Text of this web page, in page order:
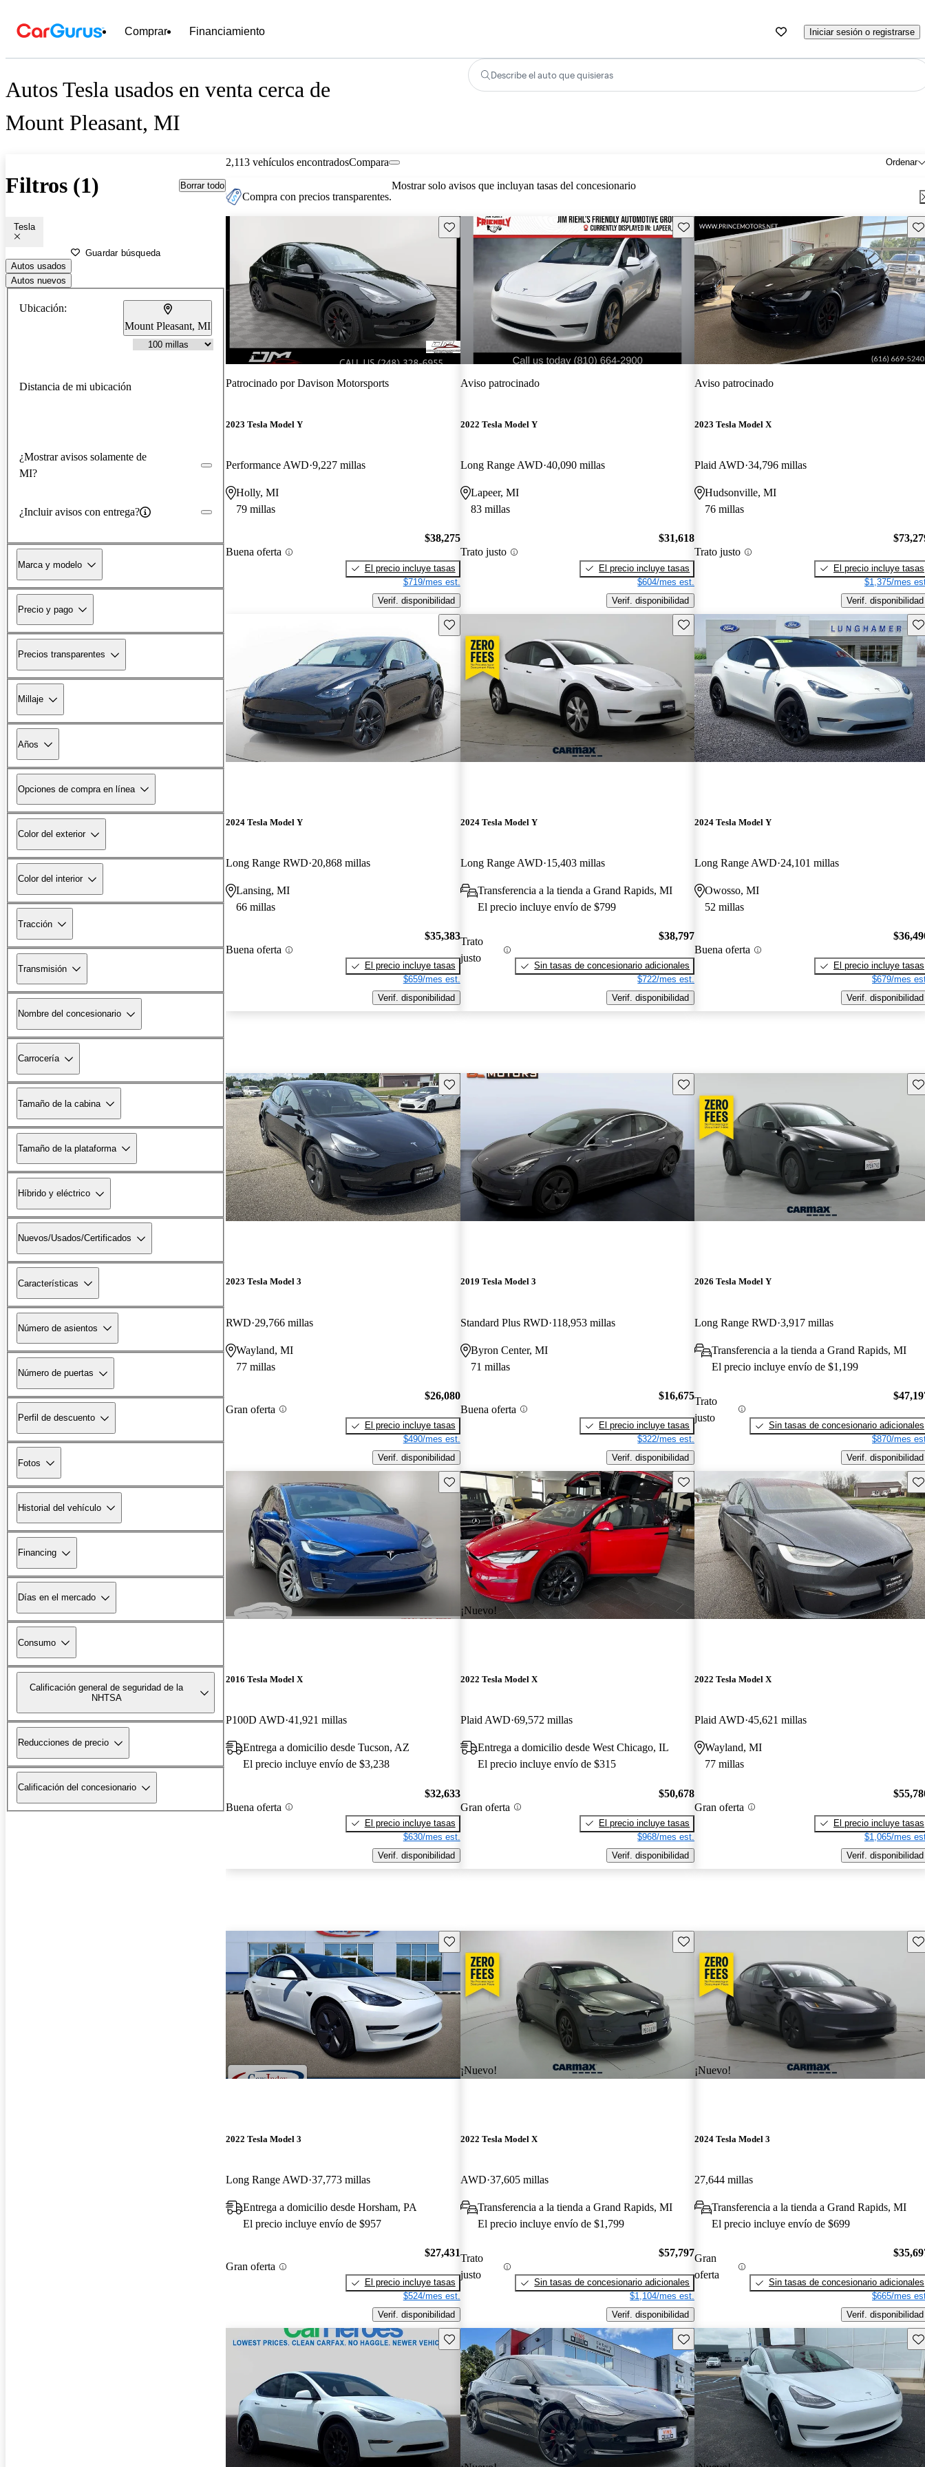
Comprar Financiamiento Iniciar sesión o registrarse
Autos Tesla usados en venta cerca de
Mount Pleasant, MI
Describe el auto que quisieras
Filtros (1) Borrar todo
Tesla
Guardar búsqueda
Autos usados
Autos nuevos
Ubicación:
Mount Pleasant, MI
Distancia de mi ubicación
¿Mostrar avisos solamente de
MI?
¿Incluir avisos con entrega?
Marca y modelo
Precio y pago
Precios transparentes
Millaje
Años
Opciones de compra en línea
Color del exterior
Color del interior
Tracción
Transmisión
Nombre del concesionario
Carrocería
Tamaño de la cabina
Tamaño de la plataforma
Híbrido y eléctrico
Nuevos/Usados/Certificados
Características
Número de asientos
Número de puertas
Perfil de descuento
Fotos
Historial del vehículo
Financing
Días en el mercado
Consumo
Calificación general de seguridad de la
NHTSA
Reducciones de precio
Calificación del concesionario
2,113 vehículos encontrados Ordenar
Compara
Compra con precios transparentes.
Mostrar solo avisos que incluyan tasas del concesionario
¡Nuevo!
Guarda este Aviso
Patrocinado porDavison Motorsports
2023 Tesla Model Y
Performance AWD 9,227 millas
Holly, MI
79 millas
Buena oferta
$38,275
El precio incluye tasas
$719/mes est.
Verif. disponibilidad
Guarda este Aviso
Aviso patrocinado
2022 Tesla Model Y
Long Range AWD 40,090 millas
Lapeer, MI
83 millas
Trato justo
$31,618
El precio incluye tasas
$604/mes est.
Verif. disponibilidad
Aviso patrocinado
2023 Tesla Model X
Plaid AWD 34,796 millas
Hudsonville, MI
76 millas
Trato justo
El precio incluye tasas
$1,375/mes
Verif. disponibilidad
Guarda este Aviso
2024 Tesla Model Y
Long Range RWD 20,868 millas
Lansing, MI
66 millas
Buena oferta
$35,383
El precio incluye tasas
$659/mes est.
Verif. disponibilidad
Guarda este Aviso
2024 Tesla Model Y
Long Range AWD 15,403 millas
Transferencia a la tienda a Grand Rapids, MI
El precio incluye envío de $799
Trato
justo
$38,797
Sin tasas de concesionario adicionales
$722/mes est.
Verif. disponibilidad
2024 Tesla Model Y
Long Range AWD 24,101 millas
Owosso, MI
52 millas
Buena oferta
El precio incluye tasas
$679/mes
Verif. disponibilidad
Guarda este Aviso
2023 Tesla Model 3
RWD 29,766 millas
Wayland, MI
77 millas
Gran oferta
$26,080
El precio incluye tasas
$490/mes est.
Verif. disponibilidad
Guarda este Aviso
2019 Tesla Model 3
Standard Plus RWD 118,953 millas
Byron Center, MI
71 millas
Buena oferta
$16,675
El precio incluye tasas
$322/mes est.
Verif. disponibilidad
2026 Tesla Model Y
Long Range RWD 3,917 millas
Transferencia a la tienda a Grand Rapids, MI
El precio incluye envío de $1,199
Trato
justo
Sin tasas de concesionario adicionales
$870/mes
Verif. disponibilidad
Guarda este Aviso
2016 Tesla Model X
P100D AWD 41,921 millas
Entrega a domicilio desde Tucson, AZ
El precio incluye envío de $3,238
Buena oferta
$32,633
El precio incluye tasas
$630/mes est.
Verif. disponibilidad
¡Nuevo!
Guarda este Aviso
2022 Tesla Model X
Plaid AWD 69,572 millas
Entrega a domicilio desde West Chicago, IL
El precio incluye envío de $315
Gran oferta
$50,678
El precio incluye tasas
$968/mes est.
Verif. disponibilidad
2022 Tesla Model X
Plaid AWD 45,621 millas
Wayland, MI
77 millas
Gran oferta
El precio incluye tasas
$1,065/mes
Verif. disponibilidad
Guarda este Aviso
2022 Tesla Model 3
Long Range AWD 37,773 millas
Entrega a domicilio desde Horsham, PA
El precio incluye envío de $957
Gran oferta
$27,431
El precio incluye tasas
$524/mes est.
Verif. disponibilidad
¡Nuevo!
Guarda este Aviso
2022 Tesla Model X
AWD 37,605 millas
Transferencia a la tienda a Grand Rapids, MI
El precio incluye envío de $1,799
Trato
justo
$57,797
Sin tasas de concesionario adicionales
$1,104/mes est.
Verif. disponibilidad
¡Nuevo!
2024 Tesla Model 3
27,644 millas
Transferencia a la tienda a Grand Rapids, MI
El precio incluye envío de $699
Gran
oferta
Sin tasas de concesionario adicionales
$665/mes
Verif. disponibilidad
Guarda este Aviso Guarda este Aviso